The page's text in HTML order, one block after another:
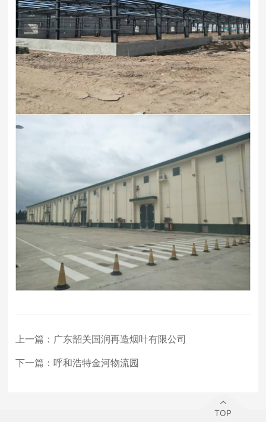
上一篇： 广东韶关国润再造烟叶有限公司
下一篇：呼和浩特金河物流园
TOP